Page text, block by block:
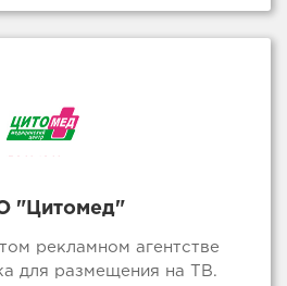
"Цитомед"
рекламном агентстве
для размещения на ТВ.